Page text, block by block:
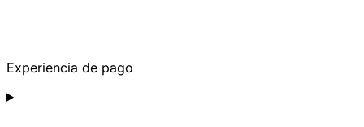
Experiencia de pago